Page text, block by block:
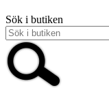
Sök i butiken